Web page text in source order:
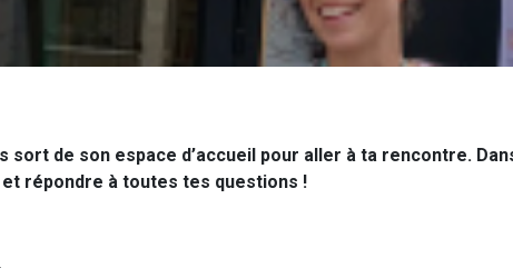
sort de son espace d’accueil pour aller à ta rencontre.
répondre à toutes tes questions !